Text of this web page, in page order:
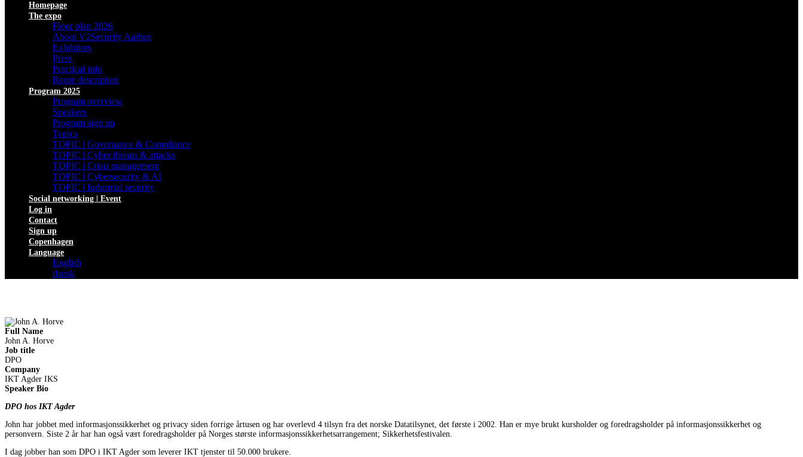
Homepage
The expo
Floor plan 2026
About V2Security Aarhus
Exhibitors
Press
Practical info
Route description
Program 2025
Program overview
Speakers
Program sign up
Topics
TOPIC | Governance & Compliance
TOPIC | Cyber threats & attacks
TOPIC | Crisis management
TOPIC | Cybersecurity & AI
TOPIC | Industrial security
Social networking | Event
Log in
Contact
Sign up
Copenhagen
Language
English
dansk
Full Name
John A. Horve
Job title
DPO
Company
IKT Agder IKS
Speaker Bio
DPO hos IKT Agder
John har jobbet med informasjonssikkerhet og privacy siden forrige årtusen og har overlevd 4 tilsyn fra det norske Datatilsynet, det første i 2002. Han er mye brukt kursholder og foredragsholder på informasjonssikkerhet og
personvern. Siste 2 år har han også vært foredragsholder på Norges største informasjonssikkerhetsarrangement; Sikkerhetsfestivalen.
I dag jobber han som DPO i IKT Agder som leverer IKT tjenster til 50.000 brukere.